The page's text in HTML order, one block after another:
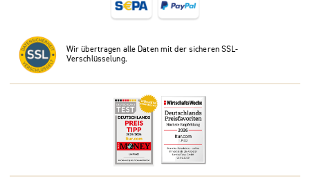
Wir übertragen alle Daten mit der sicheren SSL-
Verschlüsselung.